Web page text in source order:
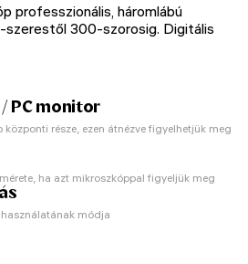
professzionális, háromlábú
szerestől 300-szorosig. Digitális
PC monitor
része, ezen átnézve figyelhetjük meg
ha azt mikroszkóppal figyeljük meg
módja